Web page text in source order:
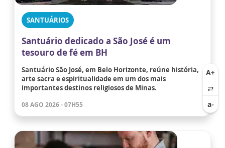
SANTUÁRIOS
Santuário dedicado a São José é um
tesouro de fé em BH
Santuário São José, em Belo Horizonte, reúne história,
arte sacra e espiritualidade em um dos mais
importantes destinos religiosos de Minas.
08 AGO 2026 - 07H55